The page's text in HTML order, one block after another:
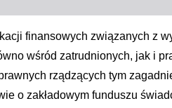
finansowych związanych z
wśród zatrudnionych, jak i
rządzących tym
o zakładowym funduszu